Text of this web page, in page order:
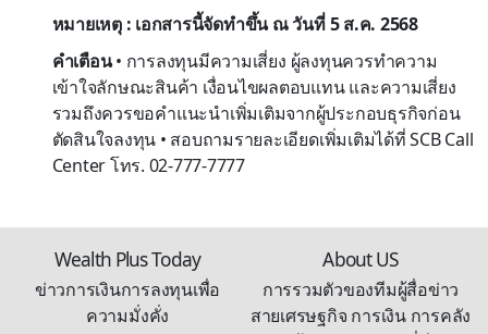
หมายเหตุ : เอกสารนี้จัดทำขึ้น ณ วันที่ 5 ส.ค. 2568
คำเตือน• การลงทุนมีความเสี่ยง ผู้ลงทุนควรทำความ
เข้าใจลักษณะสินค้า เงื่อนไขผลตอบแทน และความเสี่ยง
รวมถึงควรขอคำแนะนำเพิ่มเติมจากผู้ประกอบธุรกิจก่อน
ตัดสินใจลงทุน • สอบถามรายละเอียดเพิ่มเติมได้ที่ SCB Call
Center โทร. 02-777-7777
Wealth Plus Today
ข่าวการเงินการลงทุนเพื่อ
ความมั่งคั่ง
About US
การรวมตัวของทีมผู้สื่อข่าว
สายเศรษฐกิจ การเงิน การคลัง